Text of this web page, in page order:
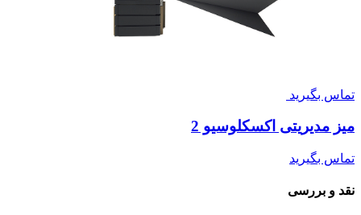
تماس بگیرید
میز مدیریتی اکسکلوسیو 2
تماس بگیرید
نقد و بررسی